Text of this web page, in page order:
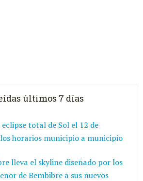
últimos 7 días
total de Sol el 12 de
horarios municipio a municipio
lleva el skyline diseñado por los
de Bembibre a sus nuevos